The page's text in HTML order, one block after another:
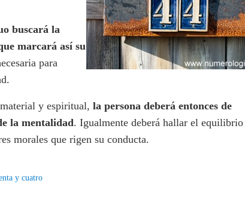
buscará la
marcará así su
para
material y espiritual,la persona deberá entonces de
la mentalidad. Igualmente deberá hallar el equilibrio
morales que rigen su conducta.
y cuatro